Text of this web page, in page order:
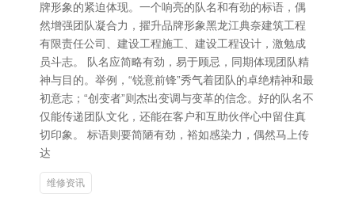
牌形象的紧迫体现。一个响亮的队名和有劲的标语，偶
然增强团队凝合力，擢升品牌形象黑龙江典奈建筑工程
有限责任公司、建设工程施工、建设工程设计，激勉成
员斗志。 队名应简略有劲，易于顾忌，同期体现团队精
神与目的。举例，“锐意前锋”秀气着团队的卓绝精神和最
初意志；“创变者”则杰出变调与变革的信念。好的队名不
仅能传递团队文化，还能在客户和互助伙伴心中留住真
切印象。 标语则要简陋有劲，裕如感染力，偶然马上传
达
维修资讯